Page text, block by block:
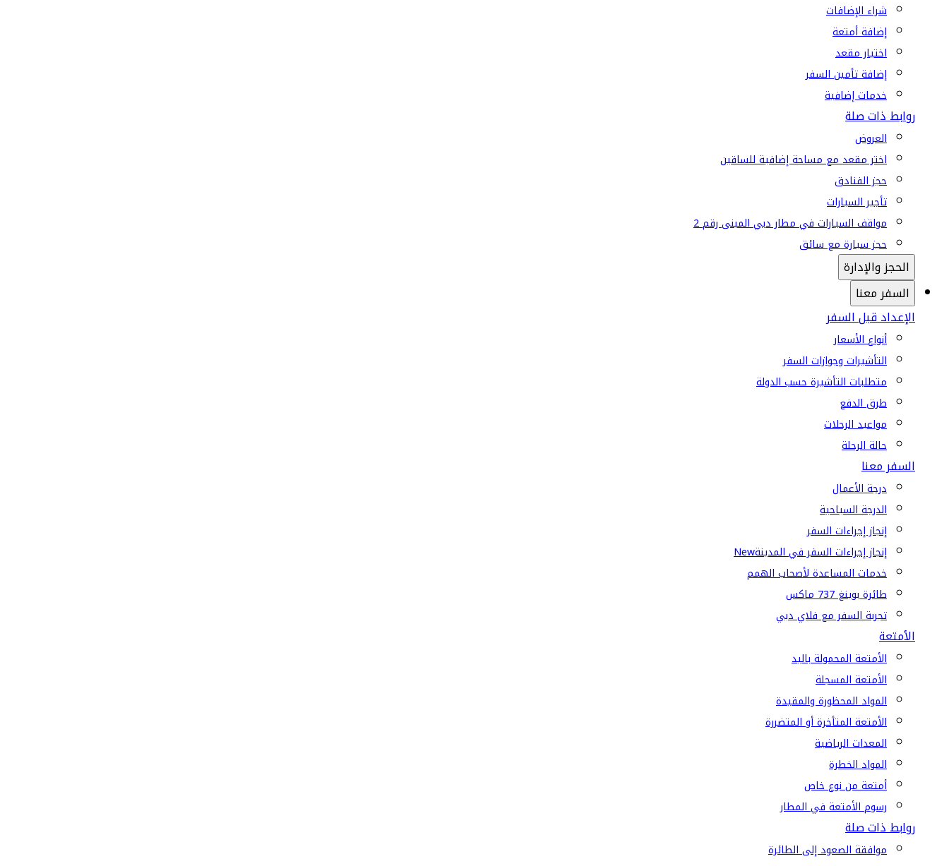
شراء الإضافات
إضافة أمتعة
اختيار مقعد
إضافة تأمين السفر
خدمات إضافية
روابط ذات صلة
العروض
اختر مقعد مع مساحة إضافية للساقين
حجز الفنادق
تأجير السيارات
مواقف السيارات في مطار دبي المبنى رقم 2
حجز سيارة مع سائق
الحجز والإدارة
السفر معنا
الإعداد قبل السفر
أنواع الأسعار
التأشيرات وجوازات السفر
متطلبات التأشيرة حسب الدولة
طرق الدفع
مواعيد الرحلات
حالة الرحلة
السفر معنا
درجة الأعمال
الدرجة السياحية
إنجاز إجراءات السفر
إنجاز إجراءات السفر في المدينةNew
خدمات المساعدة لأصحاب الهمم
طائرة بوينغ 737 ماكس
تجربة السفر مع فلاي دبي
الأمتعة
الأمتعة المحمولة باليد
الأمتعة المسجلة
المواد المحظورة والمقيدة
الأمتعة المتأخرة أو المتضررة
المعدات الرياضية
المواد الخطرة
أمتعة من نوع خاص
رسوم الأمتعة في المطار
روابط ذات صلة
موافقة الصعود إلى الطائرة